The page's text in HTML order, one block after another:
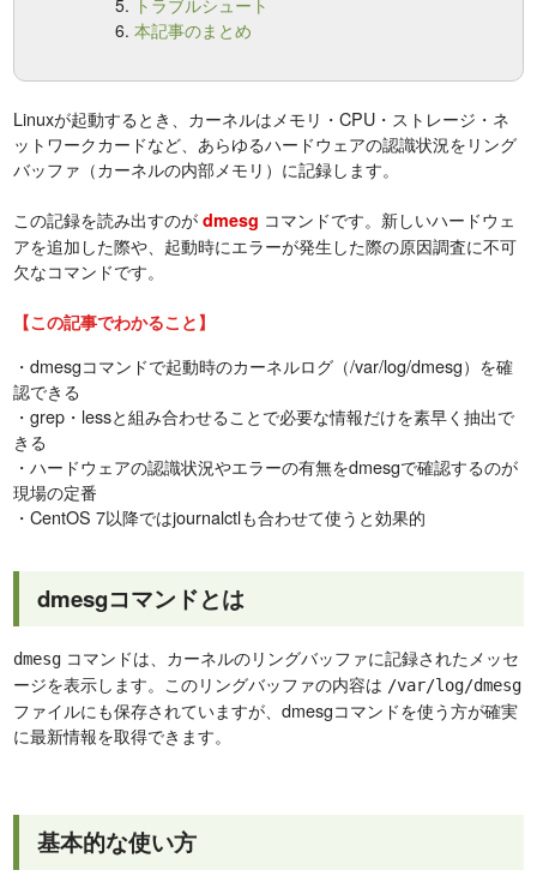
トラブルシュート
本記事のまとめ
Linuxが起動するとき、カーネルはメモリ・CPU・ストレージ・ネ
ットワークカードなど、あらゆるハードウェアの認識状況をリング
バッファ（カーネルの内部メモリ）に記録します。
この記録を読み出すのがdmesg コマンドです。新しいハードウェ
アを追加した際や、起動時にエラーが発生した際の原因調査に不可
欠なコマンドです。
【この記事でわかること】
・dmesgコマンドで起動時のカーネルログ（/var/log/dmesg）を確
認できる
・grep・lessと組み合わせることで必要な情報だけを素早く抽出で
きる
・ハードウェアの認識状況やエラーの有無をdmesgで確認するのが
現場の定番
・CentOS 7以降ではjournalctlも合わせて使うと効果的
dmesgコマンドとは
dmesg コマンドは、カーネルのリングバッファに記録されたメッセ
ージを表示します。このリングバッファの内容は /var/log/dmesg
ファイルにも保存されていますが、dmesgコマンドを使う方が確実
に最新情報を取得できます。
基本的な使い方